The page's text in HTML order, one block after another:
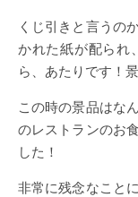
くじ引きと言うの
かれた紙が配られ
ら、あたりです！
この時の景品はな
のレストランのお
した！
非常に残念なこと